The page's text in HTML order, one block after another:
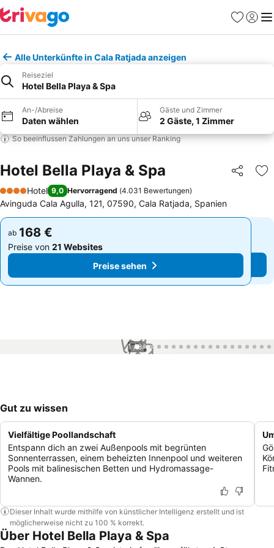
Favoriten
Alle Unterkünfte in Cala Ratjada anzeigen
Reiseziel
Hotel Bella Playa & Spa
An-/Abreise
Daten wählen
Gäste und Zimmer
2 Gäste, 1 Zimmer
So beeinflussen Zahlungen an uns unser Ranking
Hotel Bella Playa & Spa Teilen
4 Sterne
Hotel 9,0 Hervorragend (4.031 Bewertungen)
Avinguda Cala Agulla, 121, 07590, Cala Ratjada, Spanien
ab 168 €
Preise von 21 Websites
Preise sehen
ab 168 €
Preise von 21 Websites
Preise sehen
1 / 87
Gut zu wissen
Vielfältige Poollandschaft
Entspann dich an zwei Außenpools mit begrünten
Sonnenterrassen, einem beheizten Innenpool und weiteren
Pools mit balinesischen Betten und Hydromassage-
Wannen.
Dieser Inhalt wurde mithilfe von künstlicher Intelligenz erstellt und ist
möglicherweise nicht zu 100 % korrekt.
Über Hotel Bella Playa & Spa